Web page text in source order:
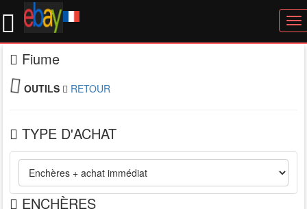
Fiume
OUTILS RETOUR
TYPE D'ACHAT
ENCHÈRES